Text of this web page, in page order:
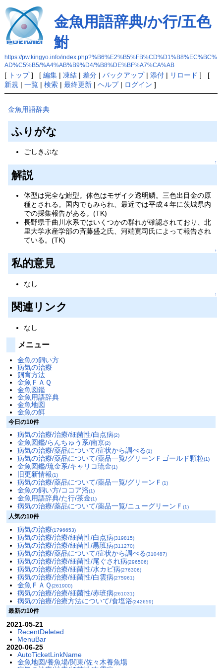
金魚用語辞典/か行/五色
鮒
https://pw.kingyo.info/index.php?%B6%E2%B5%FB%CD%D1%B8%EC%BC%
AD%C5%B5/%A4%AB%B9%D4/%B8%DE%BF%A7%CA%AB
[ トップ] [ 編集| 凍結| 差分| バックアップ| 添付| リロード ] [
新規 | 一覧| 検索| 最終更新| ヘルプ| ログイン ]
金魚用語辞典
ふりがな
ごしきぶな
↑
解説
体型は完全な鮒型。体色はモザイク透明鱗。三色出目金の原
種とされる。国内でもみられ、最近では平成４年に茨城県内
での採集報告がある。(TK)
長野県千曲川水系ではいくつかの群れが確認されており、北
里大学水産学部の斉藤盛之氏、河端寛司氏によって報告され
ている。(TK)
↑
私的意見
なし
↑
関連リンク
なし
メニュー
金魚の飼い方
病気の治療
飼育方法
金魚ＦＡＱ
金魚図鑑
金魚用語辞典
金魚地図
金魚の餌
今日の10件
病気の治療/治療/細菌性/白点病(2)
金魚図鑑/らんちゅう系/南京(2)
病気の治療/薬品について/症状から調べる(1)
病気の治療/薬品について/薬品一覧/グリーンＦゴールド顆粒(1)
金魚図鑑/琉金系/キャリコ琉金(1)
旧更新情報(1)
病気の治療/薬品について/薬品一覧/グリーンＦ (1)
金魚の飼い方/ココア浴(1)
金魚用語辞典/た行/茶金(1)
病気の治療/薬品について/薬品一覧/ニューグリーンＦ (1)
人気の10件
病気の治療(1796653)
病気の治療/治療/細菌性/白点病(319815)
病気の治療/治療/細菌性/黒班病(311270)
病気の治療/薬品について/症状から調べる(310487)
病気の治療/治療/細菌性/尾ぐされ病(296506)
病気の治療/治療/細菌性/水カビ病(276306)
病気の治療/治療/細菌性/白雲病(275961)
金魚ＦＡＱ(261900)
病気の治療/治療/細菌性/赤班病(261031)
病気の治療/治療方法について/食塩浴(242659)
最新の10件
2021-05-21
RecentDeleted
MenuBar
2020-06-25
AutoTicketLinkName
金魚地図/養魚場/関東/佐々木養魚場